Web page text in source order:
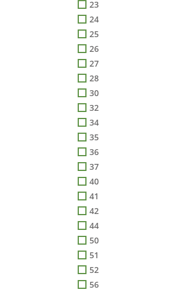
23
24
25
26
27
28
30
32
34
35
36
37
40
41
42
44
50
51
52
56